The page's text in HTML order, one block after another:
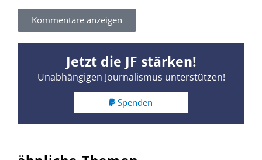
Kommentare anzeigen
Jetzt die JF stärken!
Unabhängigen Journalismus unterstützen!
Spenden